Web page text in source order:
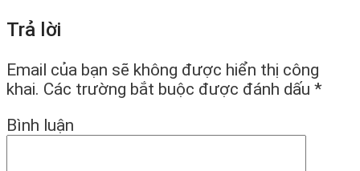
Trả lời
Email của bạn sẽ không được hiển thị công
khai. Các trường bắt buộc được đánh dấu *
Bình luận